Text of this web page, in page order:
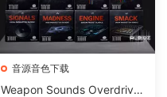
音源音色下载
Weapon Sounds Overdrive